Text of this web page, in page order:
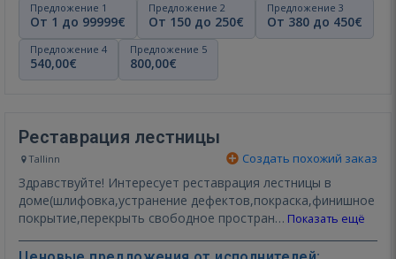
Предложение 1
От 1 до 99999€
Предложение 2
От 150 до 250€
Предложение 3
От 380 до 450€
Предложение 4
540,00€
Предложение 5
800,00€
Реставрация лестницы
Tallinn Создать похожий заказ
Здравствуйте! Интересует реставрация лестницы в
доме(шлифовка,устранение дефектов,покраска,финишное
покрытие,перекрыть свободное простран… Показать ещё